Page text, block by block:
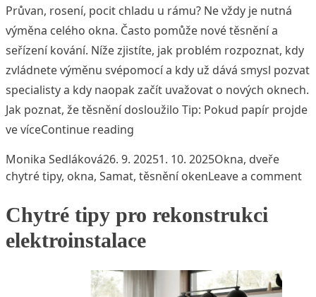
Průvan, rosení, pocit chladu u rámu? Ne vždy je nutná
výměna celého okna. Často pomůže nové těsnění a
seřízení kování. Níže zjistíte, jak problém rozpoznat, kdy
zvládnete výměnu svépomocí a kdy už dává smysl pozvat
specialisty a kdy naopak začít uvažovat o nových oknech.
Jak poznat, že těsnění dosloužilo Tip: Pokud papír projde
ve víceContinue reading
Posted by
Monika Sedláková26. 9. 20251. 10. 2025Posted in
Okna, dveřeTags:
chytré tipy, okna, Samat, těsnění okenLeave a comment
Chytré tipy pro rekonstrukci
elektroinstalace